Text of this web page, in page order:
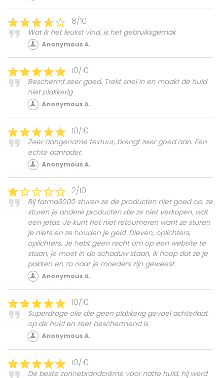
8/10
Wat ik het leukst vind, is het gebruiksgemak
Anonymous A.
10/10
Beschermt zeer goed. Trekt snel in en maakt de huid
niet plakkerig
Anonymous A.
10/10
Zeer aangename textuur, brengt zeer goed aan. Een
echte aanrader.
Anonymous A.
2/10
Bij farma3000 sturen ze de producten niet goed op, ze
sturen je andere producten die ze niet verkopen, wat
een jetas. Je kunt het niet retourneren want ze sturen
je niets en ze houden je geld. Dieven, oplichters,
oplichters. Je hebt geen recht om op een website te
staan, je moet in de schaduw staan, ik hoop dat ze je
pakken en zo naar je moeders zijn geweest.
Anonymous A.
10/10
Superdroge olie die geen plakkerig gevoel achterlaat
op de huid en zeer beschermend is
Anonymous A.
10/10
De beste zonnebrandcrème voor natte huid, hij werd